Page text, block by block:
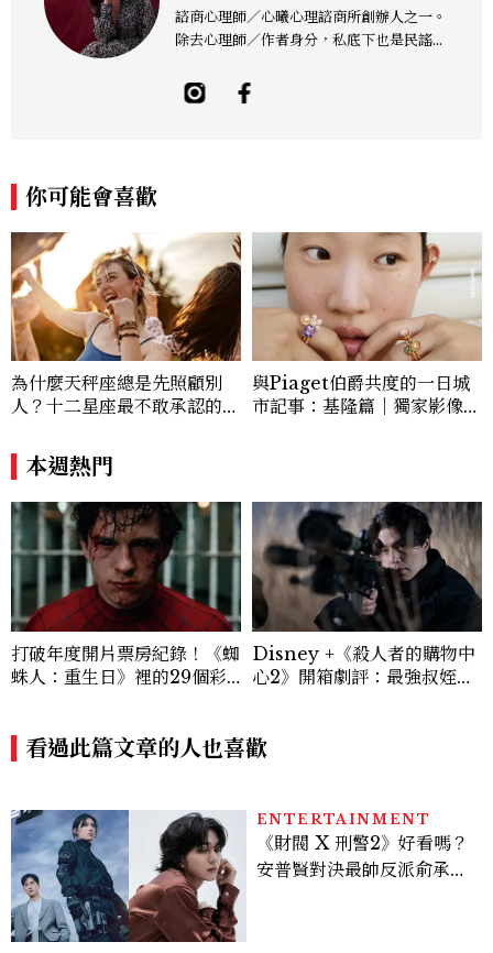
諮商心理師／心曦心理諮商所創辦人之一。
除去心理師／作者身分，私底下也是民謠金
的主唱。從傳播到心理諮商、心理師到金屬
樂團主唱，不管在哪裡，似乎都是個「非典
最重要的事。
你可能會喜歡
為什麼天秤座總是先照顧別
人？十二星座最不敢承認的一
差，回家之後想很久
與Piaget伯爵共度的一日城
市記事：基隆篇｜獨家影像故
本週熱門
打破年度開片票房紀錄！《蜘
蛛人：重生日》裡的29個彩
Disney +《殺人者的購物中
心2》開箱劇評：最強叔姪回
看過此篇文章的人也喜歡
ENTERTAINMENT
《財閥 X 刑警2》好看嗎？
安普賢對決最帥反派俞承